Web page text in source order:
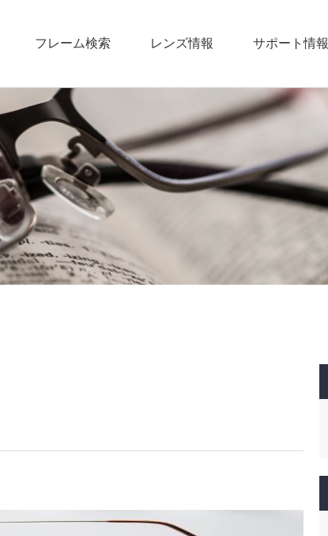
フレーム検索 レンズ情報 サポート情報